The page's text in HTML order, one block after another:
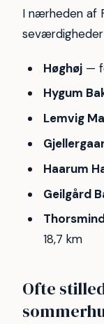
I nærheden af
Høghøj—
Hygum
Lemvig
Haarum
Geilgård
18,7 km
Ofte